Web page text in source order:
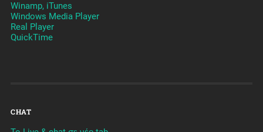
Winamp, iTunes
Windows Media Player
Real Player
QuickTime
CHAT